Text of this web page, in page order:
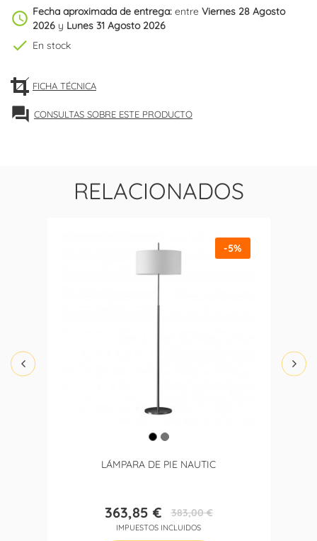
schedule Fecha aproximada de entrega: entre Viernes 28 Agosto
2026 y Lunes 31 Agosto 2026
check En stock
FICHA TÉCNICA
forum CONSULTAS SOBRE ESTE PRODUCTO
RELACIONADOS
LÁMPARA DE PIE NAUTIC
Precio
363,85 €Precio
base
383,00 €
IMPUESTOS INCLUIDOS
-5%